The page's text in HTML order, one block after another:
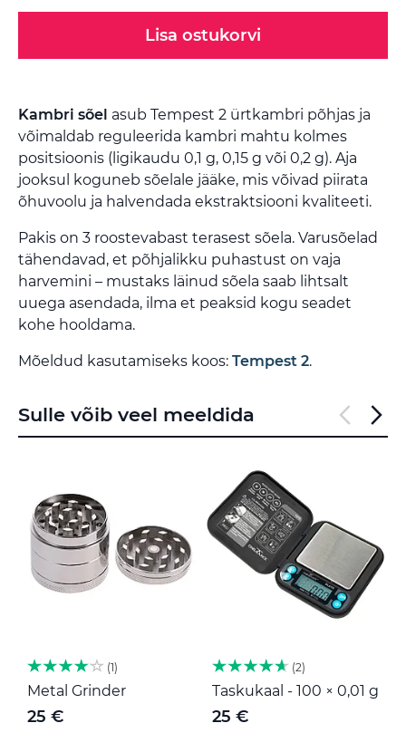
Lisa ostukorvi
Kambri sõel asub Tempest 2 ürtkambri põhjas ja
võimaldab reguleerida kambri mahtu kolmes
positsioonis (ligikaudu 0,1 g, 0,15 g või 0,2 g). Aja
jooksul koguneb sõelale jääke, mis võivad piirata
õhuvoolu ja halvendada ekstraktsiooni kvaliteeti.
Pakis on 3 roostevabast terasest sõela. Varusõelad
tähendavad, et põhjalikku puhastust on vaja
harvemini – mustaks läinud sõela saab lihtsalt
uuega asendada, ilma et peaksid kogu seadet
kohe hooldama.
Mõeldud kasutamiseks koos: Tempest 2.
Sulle võib veel meeldida
1
Metal Grinder
25 €
2
Taskukaal - 100 × 0,01 g
25 €